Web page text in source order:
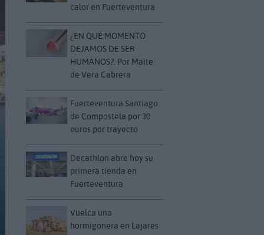
calor en Fuerteventura
¿EN QUÉ MOMENTO
DEJAMOS DE SER
HUMANOS?. Por Maite
de Vera Cabrera
Fuerteventura Santiago
de Compostela por 30
euros por trayecto
Decathlon abre hoy su
primera tienda en
Fuerteventura
Vuelca una
hormigonera en Lajares